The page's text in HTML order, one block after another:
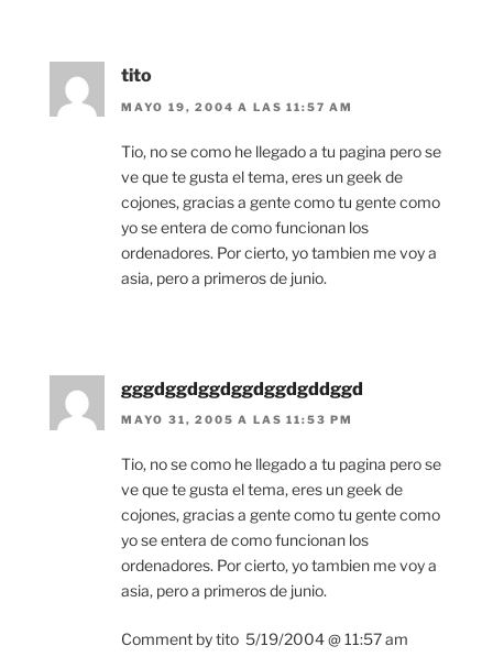
tito
MAYO 19, 2004 A LAS 11:57 AM
Tio, no se como he llegado a tu pagina pero se
ve que te gusta el tema, eres un geek de
cojones, gracias a gente como tu gente como
yo se entera de como funcionan los
ordenadores. Por cierto, yo tambien me voy a
asia, pero a primeros de junio.
gggdggdggdggdggdgddggd
MAYO 31, 2005 A LAS 11:53 PM
Tio, no se como he llegado a tu pagina pero se
ve que te gusta el tema, eres un geek de
cojones, gracias a gente como tu gente como
yo se entera de como funcionan los
ordenadores. Por cierto, yo tambien me voy a
asia, pero a primeros de junio.
Comment by tito  5/19/2004 @ 11:57 am